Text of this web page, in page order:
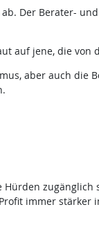
Der Berater-
auf jene, die
aber auch die
immer stärker